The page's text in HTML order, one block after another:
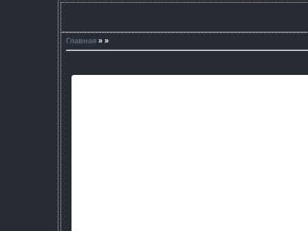
Главная » »